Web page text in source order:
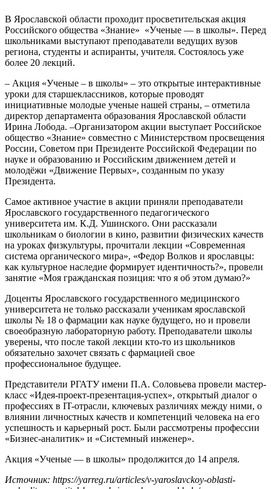
В Ярославcкой области проходит просветительская акция
Российского общества «Знание» «Ученые — в школы». Перед
школьниками выступают преподаватели ведущих вузов
региона, студенты и аспиранты, учителя. Состоялось уже
более 20 лекций.
– Акция «Ученые – в школы» – это открытые интерактивные
уроки для старшеклассников, которые проводят
инициативные молодые ученые нашей страны, – отметила
директор департамента образования Ярославской области
Ирина Лобода. –Организатором акции выступает Российское
общество «Знание» совместно с Министерством просвещения
России, Советом при Президенте Российской Федерации по
науке и образованию и Российским движением детей и
молодёжи «Движение Первых», созданным по указу
Президента.
Самое активное участие в акции приняли преподаватели
Ярославского государственного педагогического
университета им. К.Д. Ушинского. Они рассказали
школьникам о биологии в кино, развитии физических качеств
на уроках физкультуры, прочитали лекции «Современная
система органического мира», «Федор Волков и ярославцы:
как культурное наследие формирует идентичность?», провели
занятие «Моя гражданская позиция: что я об этом думаю?»
Доценты Ярославского государственного медицинского
университета не только рассказали ученикам ярославской
школы № 18 о фармации как науке будущего, но и провели
своеобразную лабораторную работу. Преподаватели школы
уверены, что после такой лекции кто-то из школьников
обязательно захочет связать с фармацией свое
профессиональное будущее.
Представители РГАТУ имени П.А. Соловьева провели мастер-
класс «Идея-проект-презентация-успех», открытый диалог о
профессиях в IT-отрасли, ключевых различиях между ними, о
влиянии личностных качеств и компетенций человека на его
успешность и карьерный рост. Были рассмотрены профессии
«Бизнес-аналитик» и «Системный инженер».
Акция «Ученые — в школы» продолжится до 14 апреля.
Источник: https://yarreg.ru/articles/v-yaroslavckoy-oblasti-